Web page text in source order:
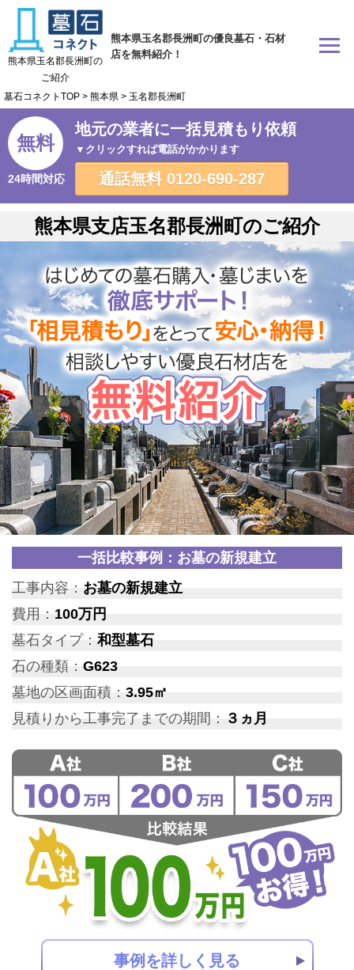
熊本県玉名郡長洲町の優良墓石・石材
店を無料紹介！
熊本県玉名郡長洲町の
ご紹介
墓石コネクトTOP > 熊本県 > 玉名郡長洲町
無料
24時間対応
地元の業者に一括見積もり依頼
▼クリックすれば電話がかかります
通話無料 0120-690-287
熊本県支店玉名郡長洲町のご紹介
一括比較事例：お墓の新規建立
工事内容： お墓の新規建立
費用： 100万円
墓石タイプ：和型墓石
石の種類： G623
墓地の区画面積： 3.95㎡
見積りから工事完了までの期間： ３ヵ月
事例を詳しく見る